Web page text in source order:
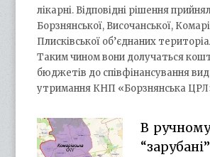
лікарні. Відповідні рішення
Борзнянської, Височанської,
Плисківської об’єднаних
Таким чином вони долучаться
бюджетів до співфінансування
утримання КНП «Борзнянська
В
“зарубані”